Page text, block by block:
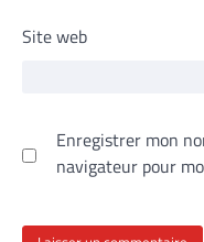
Site web
Enregistrer mon
navigateur pour